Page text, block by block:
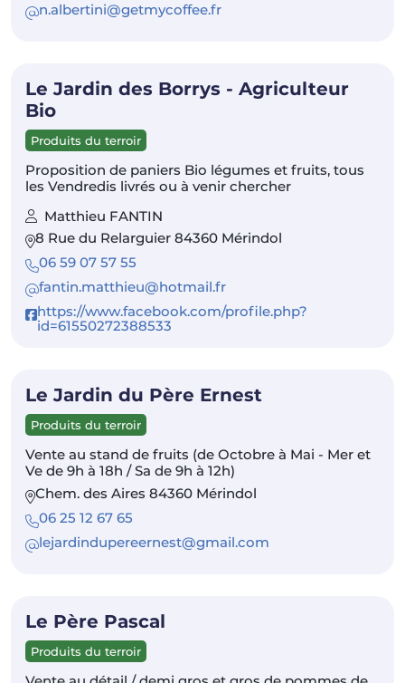
n.albertini@getmycoffee.fr
Le Jardin des Borrys - Agriculteur
Bio
Produits du terroir
Proposition de paniers Bio légumes et fruits, tous
les Vendredis livrés ou à venir chercher
Matthieu FANTIN
8 Rue du Relarguier 84360 Mérindol
06 59 07 57 55
fantin.matthieu@hotmail.fr
https://www.facebook.com/profile.php?
id=61550272388533
Le Jardin du Père Ernest
Produits du terroir
Vente au stand de fruits (de Octobre à Mai - Mer et
Ve de 9h à 18h / Sa de 9h à 12h)
Chem. des Aires 84360 Mérindol
06 25 12 67 65
lejardindupereernest@gmail.com
Le Père Pascal
Produits du terroir